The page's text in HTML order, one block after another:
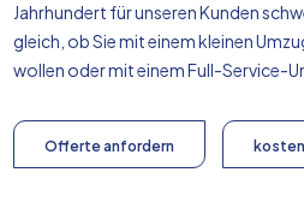
Jahrhundert für unseren Kunden
gleich, ob Sie mit einem kleinen
wollen oder mit einem Full-Service-
Offerte anfordern